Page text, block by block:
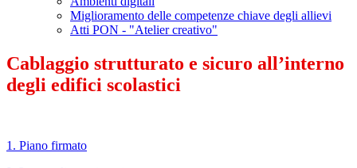
Miglioramento delle competenze chiave degli allievi
Atti PON - "Atelier creativo"
Cablaggio strutturato e sicuro all’interno
degli edifici scolastici
1. Piano firmato